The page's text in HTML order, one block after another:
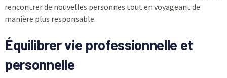
rencontrer de nouvelles personnes tout en voyageant de
manière plus responsable.
Équilibrer vie professionnelle et
personnelle